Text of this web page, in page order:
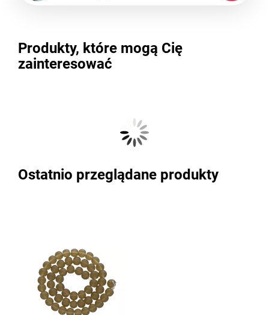
Produkty, które mogą Cię
zainteresować
Ostatnio przeglądane produkty